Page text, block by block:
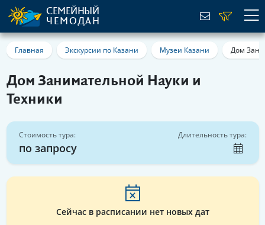
СЕМЕЙНЫЙ
ЧЕМОДАН
Главная Экскурсии по Казани Музеи Казани Дом
Дом Занимательной Науки и
Техники
Сейчас в расписании нет новых дат
Стоимость тура:
по запросу
Длительность тура: